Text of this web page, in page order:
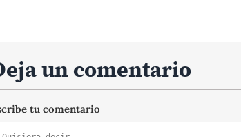
un comentario
tu comentario